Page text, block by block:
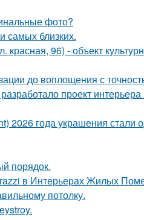
фото?
самых близких.
96) - объект
до воплощения с
проект
2026 года украшения стали
порядок.
в Интерьерах Жилых
потолку.